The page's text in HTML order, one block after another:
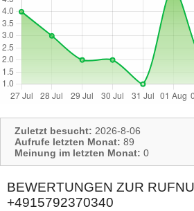
Zuletzt besucht: 2026-8-06
Aufrufe letzten Monat: 89
Meinung im letzten Monat: 0
BEWERTUNGEN ZUR
+4915792370340